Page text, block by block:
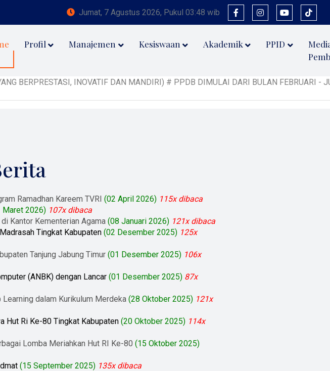
Jumat, 7 Agustus 2026, Pukul 03:48 wib
Profil Manajemen Kesiswaan Akademik PPID
INOVATIF DAN MANDIRI) # PPDB DIMULAI DARI BULAN FEBRUARI - JULI
Ramadhan Kareem TVRI (02 April 2026) 115x dibaca
Maret 2026) 107x dibaca
Kantor Kementerian Agama (08 Januari 2026) 121x dibaca
Tingkat Kabupaten (02 Desember 2025) 125x
Tanjung Jabung Timur (01 Desember 2025) 106x
(ANBK) dengan Lancar (01 Desember 2025) 87x
dalam Kurikulum Merdeka (28 Oktober 2025) 121x
Hut Ri Ke-80 Tingkat Kabupaten (20 Oktober 2025) 114x
Lomba Meriahkan Hut RI Ke-80 (15 Oktober 2025)
(15 September 2025) 135x dibaca